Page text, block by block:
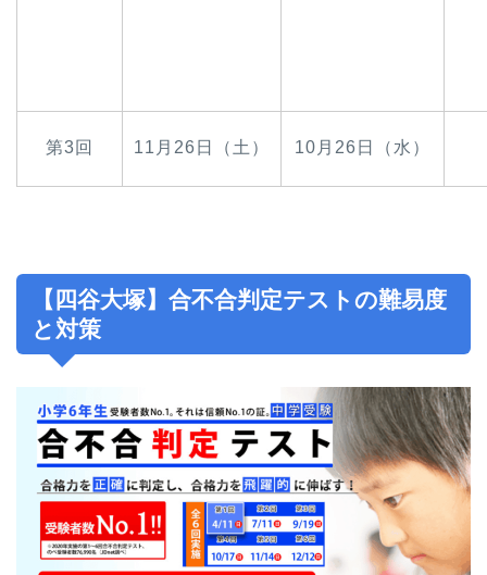
第3回 11月26日（土） 10月26日（水）
【四谷大塚】合不合判定テストの難易度
と対策